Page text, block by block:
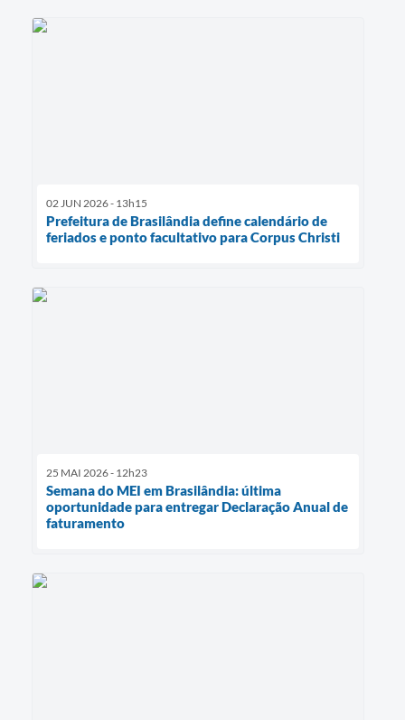
02 JUN 2026 - 13h15
Prefeitura de Brasilândia define calendário de
feriados e ponto facultativo para Corpus Christi
25 MAI 2026 - 12h23
Semana do MEI em Brasilândia: última
oportunidade para entregar Declaração Anual de
faturamento